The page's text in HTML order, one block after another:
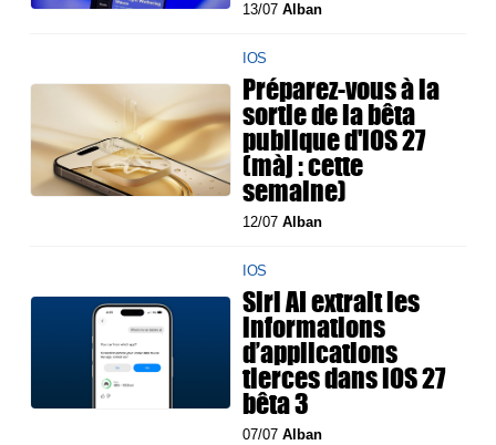
13/07Alban
IOS
Préparez-vous à la
sortie de la bêta
publique d'iOS 27
(màj : cette
semaine)
12/07Alban
IOS
Siri AI extrait les
informations
d’applications
tierces dans iOS 27
bêta 3
07/07Alban